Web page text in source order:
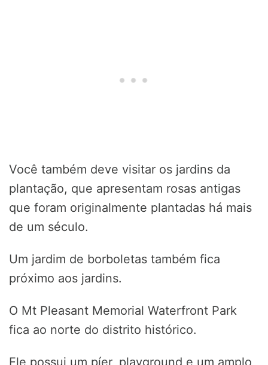
Você também deve visitar os jardins da
plantação, que apresentam rosas antigas
que foram originalmente plantadas há mais
de um século.
Um jardim de borboletas também fica
próximo aos jardins.
O Mt Pleasant Memorial Waterfront Park
fica ao norte do distrito histórico.
Ele possui um píer, playground e um amplo